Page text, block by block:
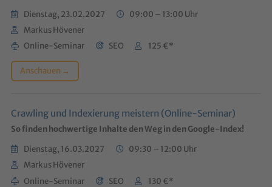
Dienstag, 23.02.2027
09:00 – 13:00 Uhr
Markus Hövener
Online-Seminar
SEO 125 €*
Anschauen →
Crawling und Indexierung meistern (Online-Seminar)
So finden hochwertige Inhalte den Weg in den Google-Index!
Dienstag, 16.03.2027
09:30 – 12:00 Uhr
Markus Hövener
Online-Seminar
SEO 130 €*